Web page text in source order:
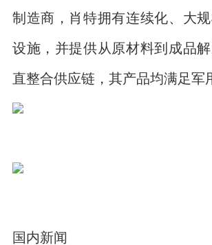
制造商，肖特拥有连续化、大
设施，并提供从原材料到成品
直整合供应链，其产品均满足军
国内新闻